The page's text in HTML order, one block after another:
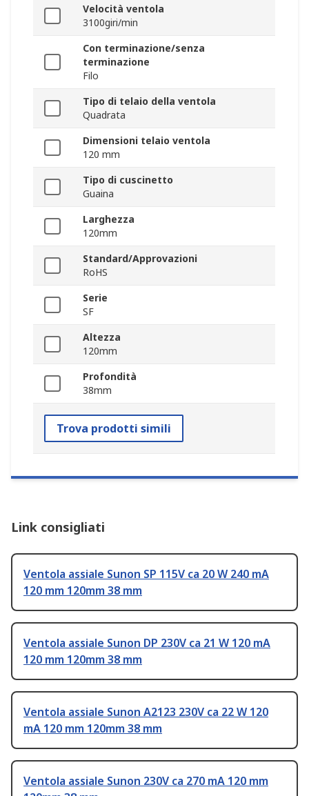
Velocità ventola
3100giri/min
Con terminazione/senza
terminazione
Filo
Tipo di telaio della ventola
Quadrata
Dimensioni telaio ventola
120 mm
Tipo di cuscinetto
Guaina
Larghezza
120mm
Standard/Approvazioni
RoHS
Serie
SF
Altezza
120mm
Profondità
38mm
Trova prodotti simili
Link consigliati
Ventola assiale Sunon SP 115V ca 20 W 240 mA
120 mm 120mm 38 mm
Ventola assiale Sunon DP 230V ca 21 W 120 mA
120 mm 120mm 38 mm
Ventola assiale Sunon A2123 230V ca 22 W 120
mA 120 mm 120mm 38 mm
Ventola assiale Sunon 230V ca 270 mA 120 mm